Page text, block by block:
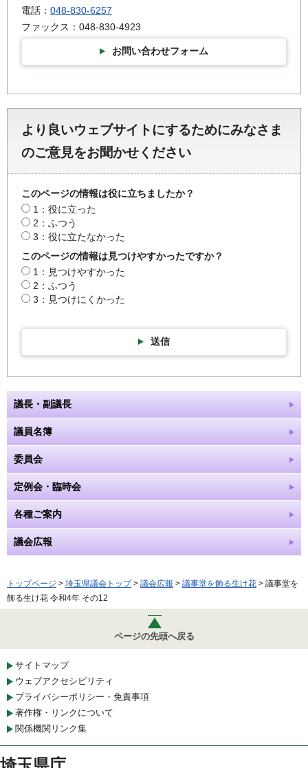
電話： 048-830-6257
ファックス：048-830-4923
お問い合わせフォーム
より良いウェブサイトにするためにみなさま
のご意見をお聞かせください
このページの情報は役に立ちましたか？
1：役に立った
2：ふつう
3：役に立たなかった
このページの情報は見つけやすかったですか？
1：見つけやすかった
2：ふつう
3：見つけにくかった
送信
議長・副議長
議員名簿
委員会
定例会・臨時会
各種ご案内
議会広報
トップページ > 埼玉県議会トップ> 議会広報 > 議事堂を飾る生け花 > 議事堂を
飾る生け花 令和4年 その12
ページの先頭へ戻る
サイトマップ
ウェブアクセシビリティ
プライバシーポリシー・免責事項
著作権・リンクについて
関係機関リンク集